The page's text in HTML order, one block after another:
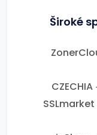
Široké
CZECHIA
SSLmarket